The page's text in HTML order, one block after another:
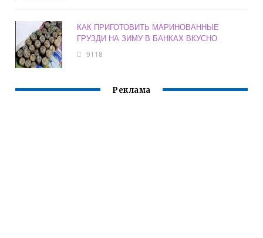
КАК ПРИГОТОВИТЬ МАРИНОВАННЫЕ
ГРУЗДИ НА ЗИМУ В БАНКАХ ВКУСНО
9118
Реклама